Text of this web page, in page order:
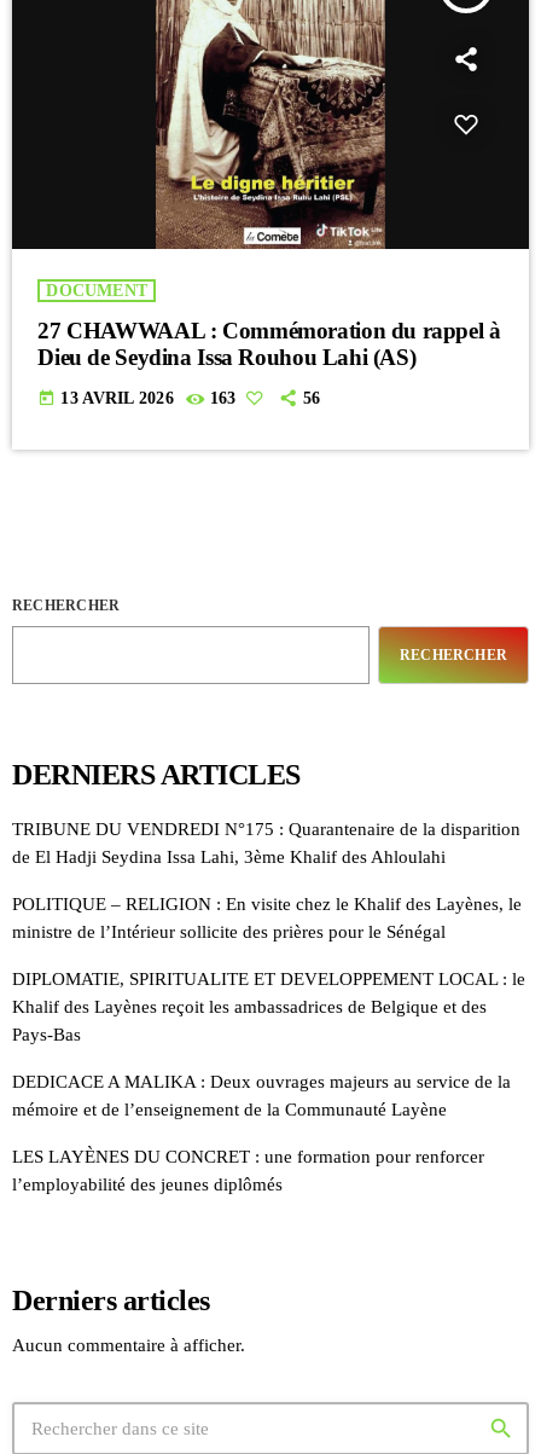
DOCUMENT
27 CHAWWAAL : Commémoration du rappel à
Dieu de Seydina Issa Rouhou Lahi (AS)
today 13 AVRIL 2026 163 56
RECHERCHER
RECHERCHER
DERNIERS ARTICLES
TRIBUNE DU VENDREDI N°175 : Quarantenaire de la disparition
de El Hadji Seydina Issa Lahi, 3ème Khalif des Ahloulahi
POLITIQUE – RELIGION : En visite chez le Khalif des Layènes, le
ministre de l’Intérieur sollicite des prières pour le Sénégal
DIPLOMATIE, SPIRITUALITE ET DEVELOPPEMENT LOCAL : le
Khalif des Layènes reçoit les ambassadrices de Belgique et des
Pays-Bas
DEDICACE A MALIKA : Deux ouvrages majeurs au service de la
mémoire et de l’enseignement de la Communauté Layène
LES LAYÈNES DU CONCRET : une formation pour renforcer
l’employabilité des jeunes diplômés
Derniers articles
Aucun commentaire à afficher.
search